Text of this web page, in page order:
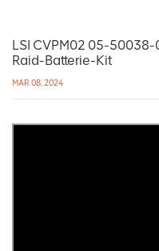
LSI CVPM02 05-
Raid-Batterie-Kit
MAR 08, 2024